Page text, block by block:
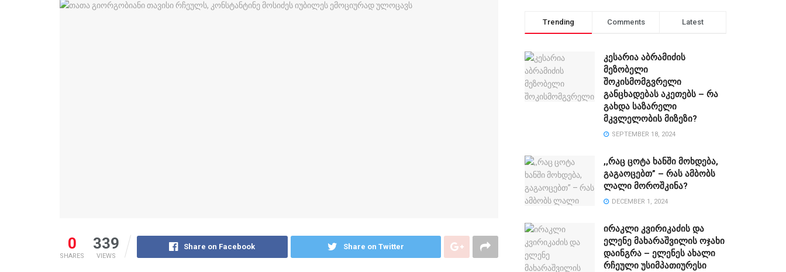
0
SHARES
339
VIEWS
Share on Facebook Share on Twitter
Trending Comments Latest
კესარია აბრამიძის
მეზობელი
შოკისმომგვრელი
განცხადებას აკეთებს – რა
გახდა საზარელი
მკვლელობის მიზეზი?
SEPTEMBER 18, 2024
,,რაც ცოტა ხანში მოხდება,
გაგაოცებთ” – რას ამბობს
ლალი მოროშკინა?
DECEMBER 1, 2024
ირაკლი კვირიკაძის და
ელენე მახარაშვილის ოჯახი
დაინგრა – ელენეს ახალი
რჩეული უსიმპათიურესი